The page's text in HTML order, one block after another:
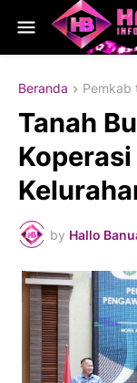
Beranda Pemkab
Tanah
by Hallo